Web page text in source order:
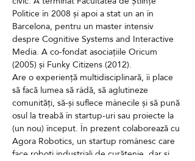
Politice în 2008 și apoi a stat un an în
Barcelona, pentru un master intensiv
despre Cognitive Systems and Interactive
Media. A co-fondat asociațiile Oricum
(2005) și Funky Citizens (2012).
Are o experiență multidisciplinară, îi place
să facă lumea să râdă, să aglutineze
comunități, să-și suflece mânecile și să pună
osul la treabă în startup-uri sau proiecte la
(un nou) început. În prezent colaborează cu
Agora Robotics, un startup românesc care
face roboți industriali de curățenie, dar și